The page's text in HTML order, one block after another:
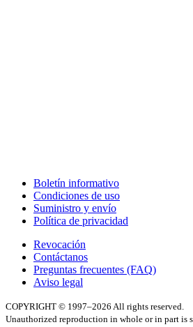
Boletín informativo
Condiciones de uso
Suministro y envío
Política de privacidad
Revocación
Contáctanos
Preguntas frecuentes (FAQ)
Aviso legal
COPYRIGHT © 1997–2026 All rights reserved.
Unauthorized reproduction in whole or in part is